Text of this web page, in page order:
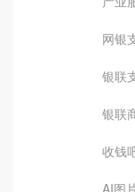
网银
银联
银联
收钱
AI图